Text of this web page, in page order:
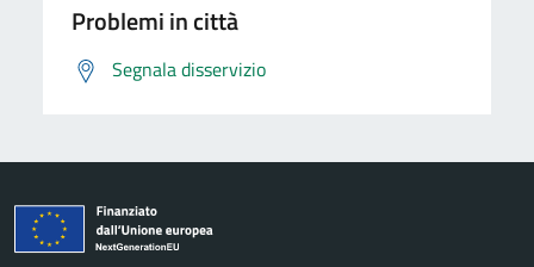
Problemi in città
Segnala disservizio